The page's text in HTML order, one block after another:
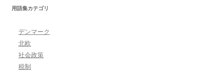
用語集カテゴリ
デンマーク
北欧
社会政策
税制